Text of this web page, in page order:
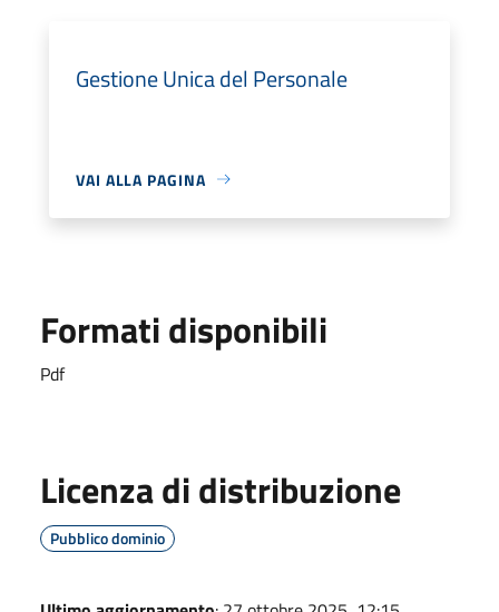
Gestione Unica del Personale
VAI ALLA PAGINA
Formati disponibili
Pdf
Licenza di distribuzione
Pubblico dominio